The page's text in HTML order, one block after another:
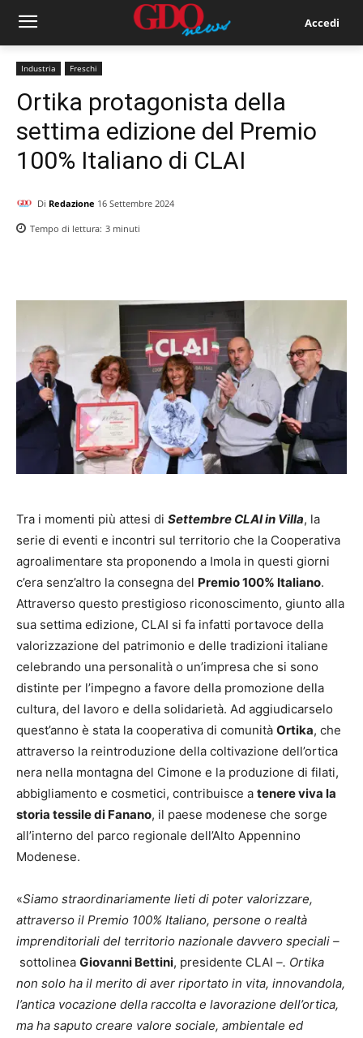
Accedi
Industria Freschi
Ortika protagonista della
settima edizione del Premio
100% Italiano di CLAI
Di Redazione 16 Settembre 2024
Tempo di lettura: 3 minuti
Tra i momenti più attesi di Settembre CLAI in Villa, la
serie di eventi e incontri sul territorio che la Cooperativa
agroalimentare sta proponendo a Imola in questi giorni
c’era senz’altro la consegna del Premio 100% Italiano.
Attraverso questo prestigioso riconoscimento, giunto alla
sua settima edizione, CLAI si fa infatti portavoce della
valorizzazione del patrimonio e delle tradizioni italiane
celebrando una personalità o un’impresa che si sono
distinte per l’impegno a favore della promozione della
cultura, del lavoro e della solidarietà. Ad aggiudicarselo
quest’anno è stata la cooperativa di comunità Ortika, che
attraverso la reintroduzione della coltivazione dell’ortica
nera nella montagna del Cimone e la produzione di filati,
abbigliamento e cosmetici, contribuisce a tenere viva la
storia tessile di Fanano, il paese modenese che sorge
all’interno del parco regionale dell’Alto Appennino
Modenese.
«Siamo straordinariamente lieti di poter valorizzare,
attraverso il Premio 100% Italiano, persone o realtà
imprenditoriali del territorio nazionale davvero speciali –
sottolinea Giovanni Bettini, presidente CLAI –. Ortika
non solo ha il merito di aver riportato in vita, innovandola,
l’antica vocazione della raccolta e lavorazione dell’ortica,
ma ha saputo creare valore sociale, ambientale ed